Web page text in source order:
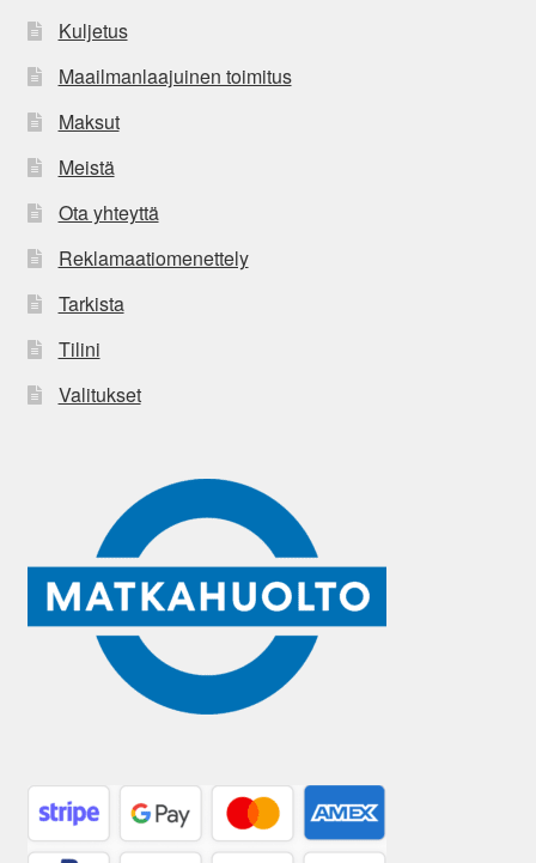
Kuljetus
Maailmanlaajuinen toimitus
Maksut
Meistä
Ota yhteyttä
Reklamaatiomenettely
Tarkista
Tilini
Valitukset